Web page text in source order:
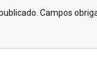
Campos